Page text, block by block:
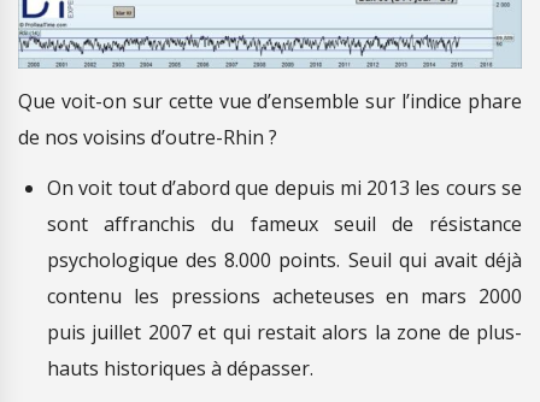
Que voit-on sur cette vue d’ensemble sur l’indice phare
de nos voisins d’outre-Rhin ?
On voit tout d’abord que depuis mi 2013 les cours se
sont affranchis du fameux seuil de résistance
psychologique des 8.000 points. Seuil qui avait déjà
contenu les pressions acheteuses en mars 2000
puis juillet 2007 et qui restait alors la zone de plus-
hauts historiques à dépasser.